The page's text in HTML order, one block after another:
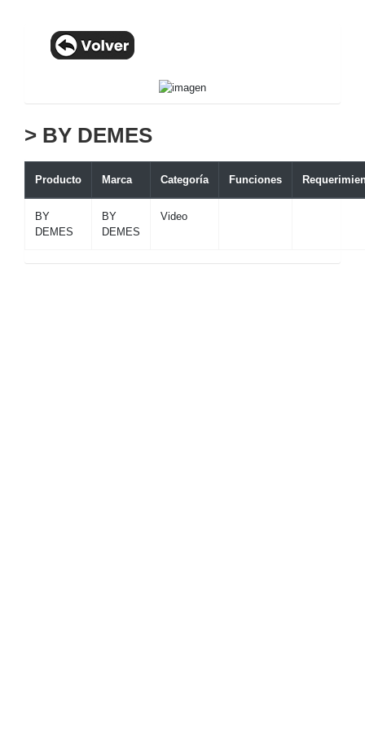
> BY DEMES
Producto Marca Categoría Funciones
BY
DEMES
BY
DEMES
Video